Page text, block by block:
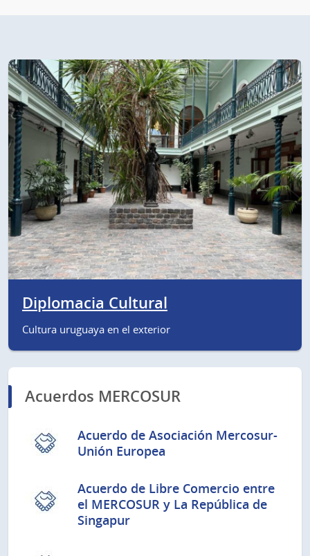
Diplomacia Cultural
Cultura uruguaya en el exterior
Acuerdos MERCOSUR
Acuerdo de Asociación Mercosur-
Unión Europea
Acuerdo de Libre Comercio entre
el MERCOSUR y La República de
Singapur